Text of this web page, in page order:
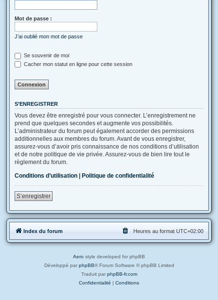
Mot de passe :
J’ai oublié mon mot de passe
Se souvenir de moi
Cacher mon statut en ligne pour cette session
S’ENREGISTRER
Vous devez être enregistré pour vous connecter. L’enregistrement ne
prend que quelques secondes et augmente vos possibilités.
L’administrateur du forum peut également accorder des permissions
additionnelles aux membres du forum. Avant de vous enregistrer,
assurez-vous d’avoir pris connaissance de nos conditions d’utilisation
et de notre politique de vie privée. Assurez-vous de bien lire tout le
règlement du forum.
Conditions d’utilisation | Politique de confidentialité
S’enregistrer
Index du forum Heures au format UTC+02:00
Aero style developed for phpBB
Développé par phpBB® Forum Software © phpBB Limited
Traduit par phpBB-fr.com
Confidentialité | Conditions